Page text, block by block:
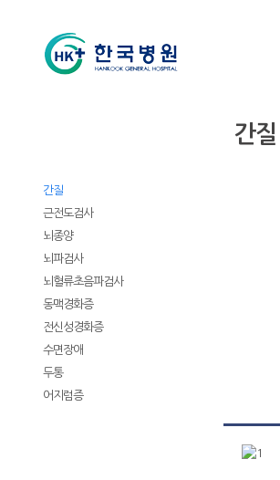
간질
근전도검사
뇌종양
뇌파검사
뇌혈류초음파검사
동맥경화증
전신성경화증
수면장애
두통
어지럼증
간질